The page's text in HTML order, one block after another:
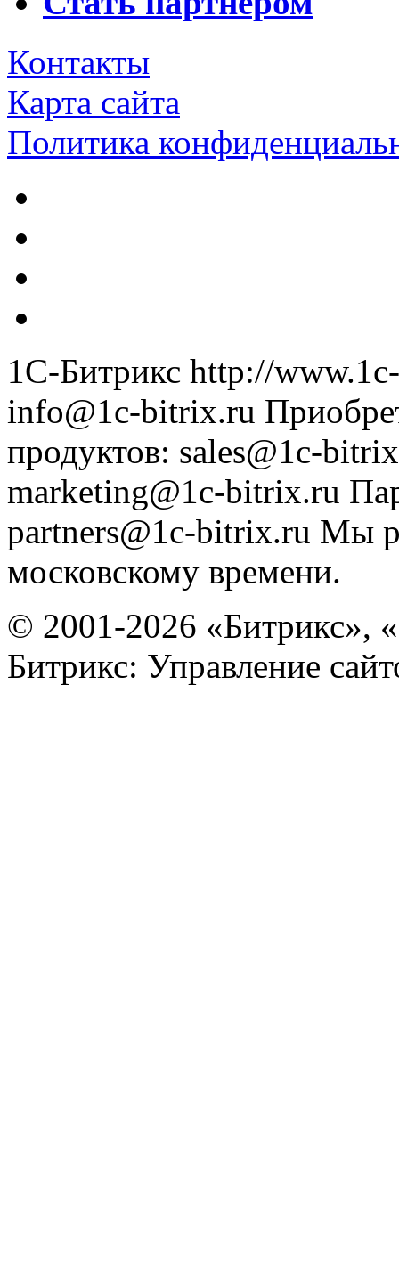
Контакты
Карта сайта
Политика
1С-Битрикс http://
info@1c-bitrix.ru
продуктов: sales@1c-
marketing@1c-bitrix.ru
partners@1c-bitrix.ru Мы
московскому времени.
© 2001-2026 «Битрикс»,
Битрикс: Управление